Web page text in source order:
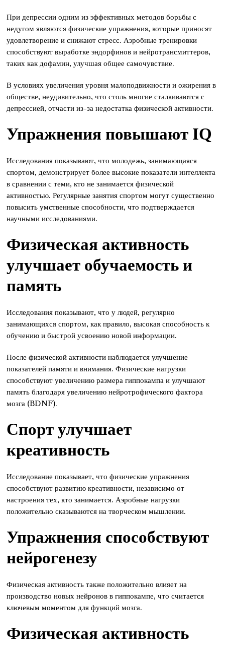
При депрессии одним из эффективных методов борьбы с
недугом являются физические упражнения, которые приносят
удовлетворение и снижают стресс. Аэробные тренировки
способствуют выработке эндорфинов и нейротрансмиттеров,
таких как дофамин, улучшая общее самочувствие.
В условиях увеличения уровня малоподвижности и ожирения в
обществе, неудивительно, что столь многие сталкиваются с
депрессией, отчасти из-за недостатка физической активности.
Упражнения повышают IQ
Исследования показывают, что молодежь, занимающаяся
спортом, демонстрирует более высокие показатели интеллекта
в сравнении с теми, кто не занимается физической
активностью. Регулярные занятия спортом могут существенно
повысить умственные способности, что подтверждается
научными исследованиями.
Физическая активность
улучшает обучаемость и
память
Исследования показывают, что у людей, регулярно
занимающихся спортом, как правило, высокая способность к
обучению и быстрой усвоению новой информации.
После физической активности наблюдается улучшение
показателей памяти и внимания. Физические нагрузки
способствуют увеличению размера гиппокампа и улучшают
память благодаря увеличению нейротрофического фактора
мозга (BDNF).
Спорт улучшает
креативность
Исследование показывает, что физические упражнения
способствуют развитию креативности, независимо от
настроения тех, кто занимается. Аэробные нагрузки
положительно сказываются на творческом мышлении.
Упражнения способствуют
нейрогенезу
Физическая активность также положительно влияет на
производство новых нейронов в гиппокампе, что считается
ключевым моментом для функций мозга.
Физическая активность